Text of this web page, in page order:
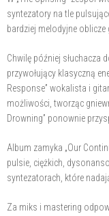
syntezatory na tle
bardziej melodyjne oblicze
Chwilę później słuchacza
przywołujący klasyczną
Response” wokalista i
możliwości, tworząc
Drowning” ponownie
Album zamyka „Our
pulsie, ciężkich,
syntezatorach, które
Za miks i mastering